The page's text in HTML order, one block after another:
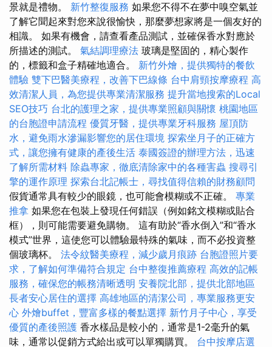
景就是禮物。 新竹整復服務 如果您不得不在夢中嗅空氣並
了解它聞起來對您來說很愉快，那麼夢想家將是一個友好的
相識。 如果有機會，請查看產品測試，並確保香水對應於
所描述的測試。 氣結調理療法 玻璃是堅固的，精心製作
的，標籤和盒子精確地適合。 新竹外燴，提供獨特的餐飲
體驗 雙下巴醫美療程，改善下巴線條 台中肩頸按摩療程 高
效清潔人員，為您提供專業清潔服務 提升當地搜索的Local
SEO技巧 台北的護理之家，提供專業照顧與關懷 桃園地區
的台胞證申請流程 優質牙醫，提供專業牙科服務 屋頂防
水，避免雨水滲漏影響您的居住環境 探索坐月子的正確方
式，讓您擁有健康的產後生活 泰國簽證的辦理方法，迅速
了解所需材料 除蟲專家，徹底清除家中的各種害蟲 搜尋引
擎的運作原理 探索台北記帳士，尋找值得信賴的財務顧問
假貨通常具有較少的眼鏡，也可能會模糊或不正確。 專業
推拿 如果您在包裝上發現任何錯誤（例如銘文模糊或貼合
框），則可能需要避免購物。 這有助於“香水倒入”和“香水
模式”世界，這使您可以體驗最特殊的氣味，而不必投資整
個玻璃杯。 法令紋醫美療程，減少歲月痕跡 台胞證照片要
求，了解如何準備符合規定 台中整復推薦療程 高效的記帳
服務，確保您的帳務清晰透明 安養院北部，提供北部地區
長者安心居住的選擇 高雄地區的清潔公司，專業服務更安
心 外燴buffet，豐富多樣的餐點選擇 新竹月子中心，享受
優質的產後照護 香水樣品是較小的，通常是1-2毫升的氣
味，通常以促銷方式給出或可以單獨購買。 台中按摩店選